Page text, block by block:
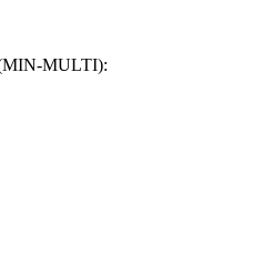
MULTI):